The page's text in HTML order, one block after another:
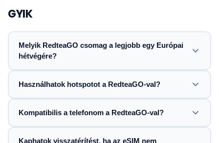
GYIK
Melyik RedteaGO csomag a legjobb egy Európai
hétvégére?
Használhatok hotspotot a RedteaGO-val?
Kompatibilis a telefonom a RedteaGO-val?
Kaphatok visszatérítést, ha az eSIM nem